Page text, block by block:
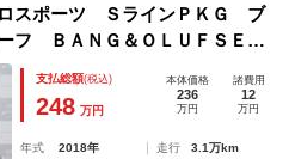
スポーツ ＳラインＰＫＧ ブ
フ ＢＡＮＧ＆ＯＬＵＦＳＥＮ
ッドライトＰＫＧ バーチャル
レーキ ナビ フルセグ Ｂカメ
支払総額(税込)
248 万円
本体価格
236
万円
諸費用
12
万円
年式 2018年 走行
3.1万km